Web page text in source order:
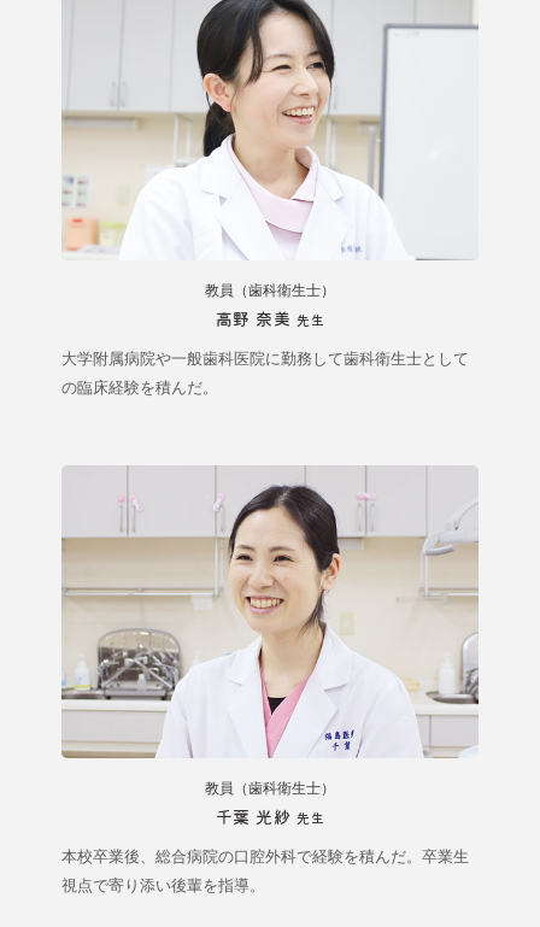
教員（歯科衛生士）
高野 奈美 先生
大学附属病院や一般歯科医院に勤務して歯科衛生士として
の臨床経験を積んだ。
教員（歯科衛生士）
千葉 光紗 先生
本校卒業後、総合病院の口腔外科で経験を積んだ。卒業生
視点で寄り添い後輩を指導。